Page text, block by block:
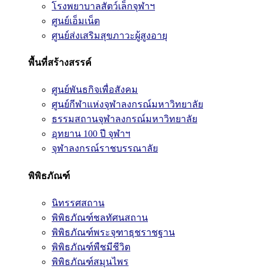
โรงพยาบาลสัตว์เล็กจุฬาฯ
ศูนย์เอ็มเน็ต
ศูนย์ส่งเสริมสุขภาวะผู้สูงอายุ
พื้นที่สร้างสรรค์
ศูนย์พันธกิจเพื่อสังคม
ศูนย์กีฬาแห่งจุฬาลงกรณ์มหาวิทยาลัย
ธรรมสถานจุฬาลงกรณ์มหาวิทยาลัย
อุทยาน 100 ปี จุฬาฯ
จุฬาลงกรณ์ราชบรรณาลัย
พิพิธภัณฑ์
นิทรรศสถาน
พิพิธภัณฑ์ชลทัศนสถาน
พิพิธภัณฑ์พระจุฑาธุชราชฐาน
พิพิธภัณฑ์พืชมีชีวิต
พิพิธภัณฑ์สมุนไพร